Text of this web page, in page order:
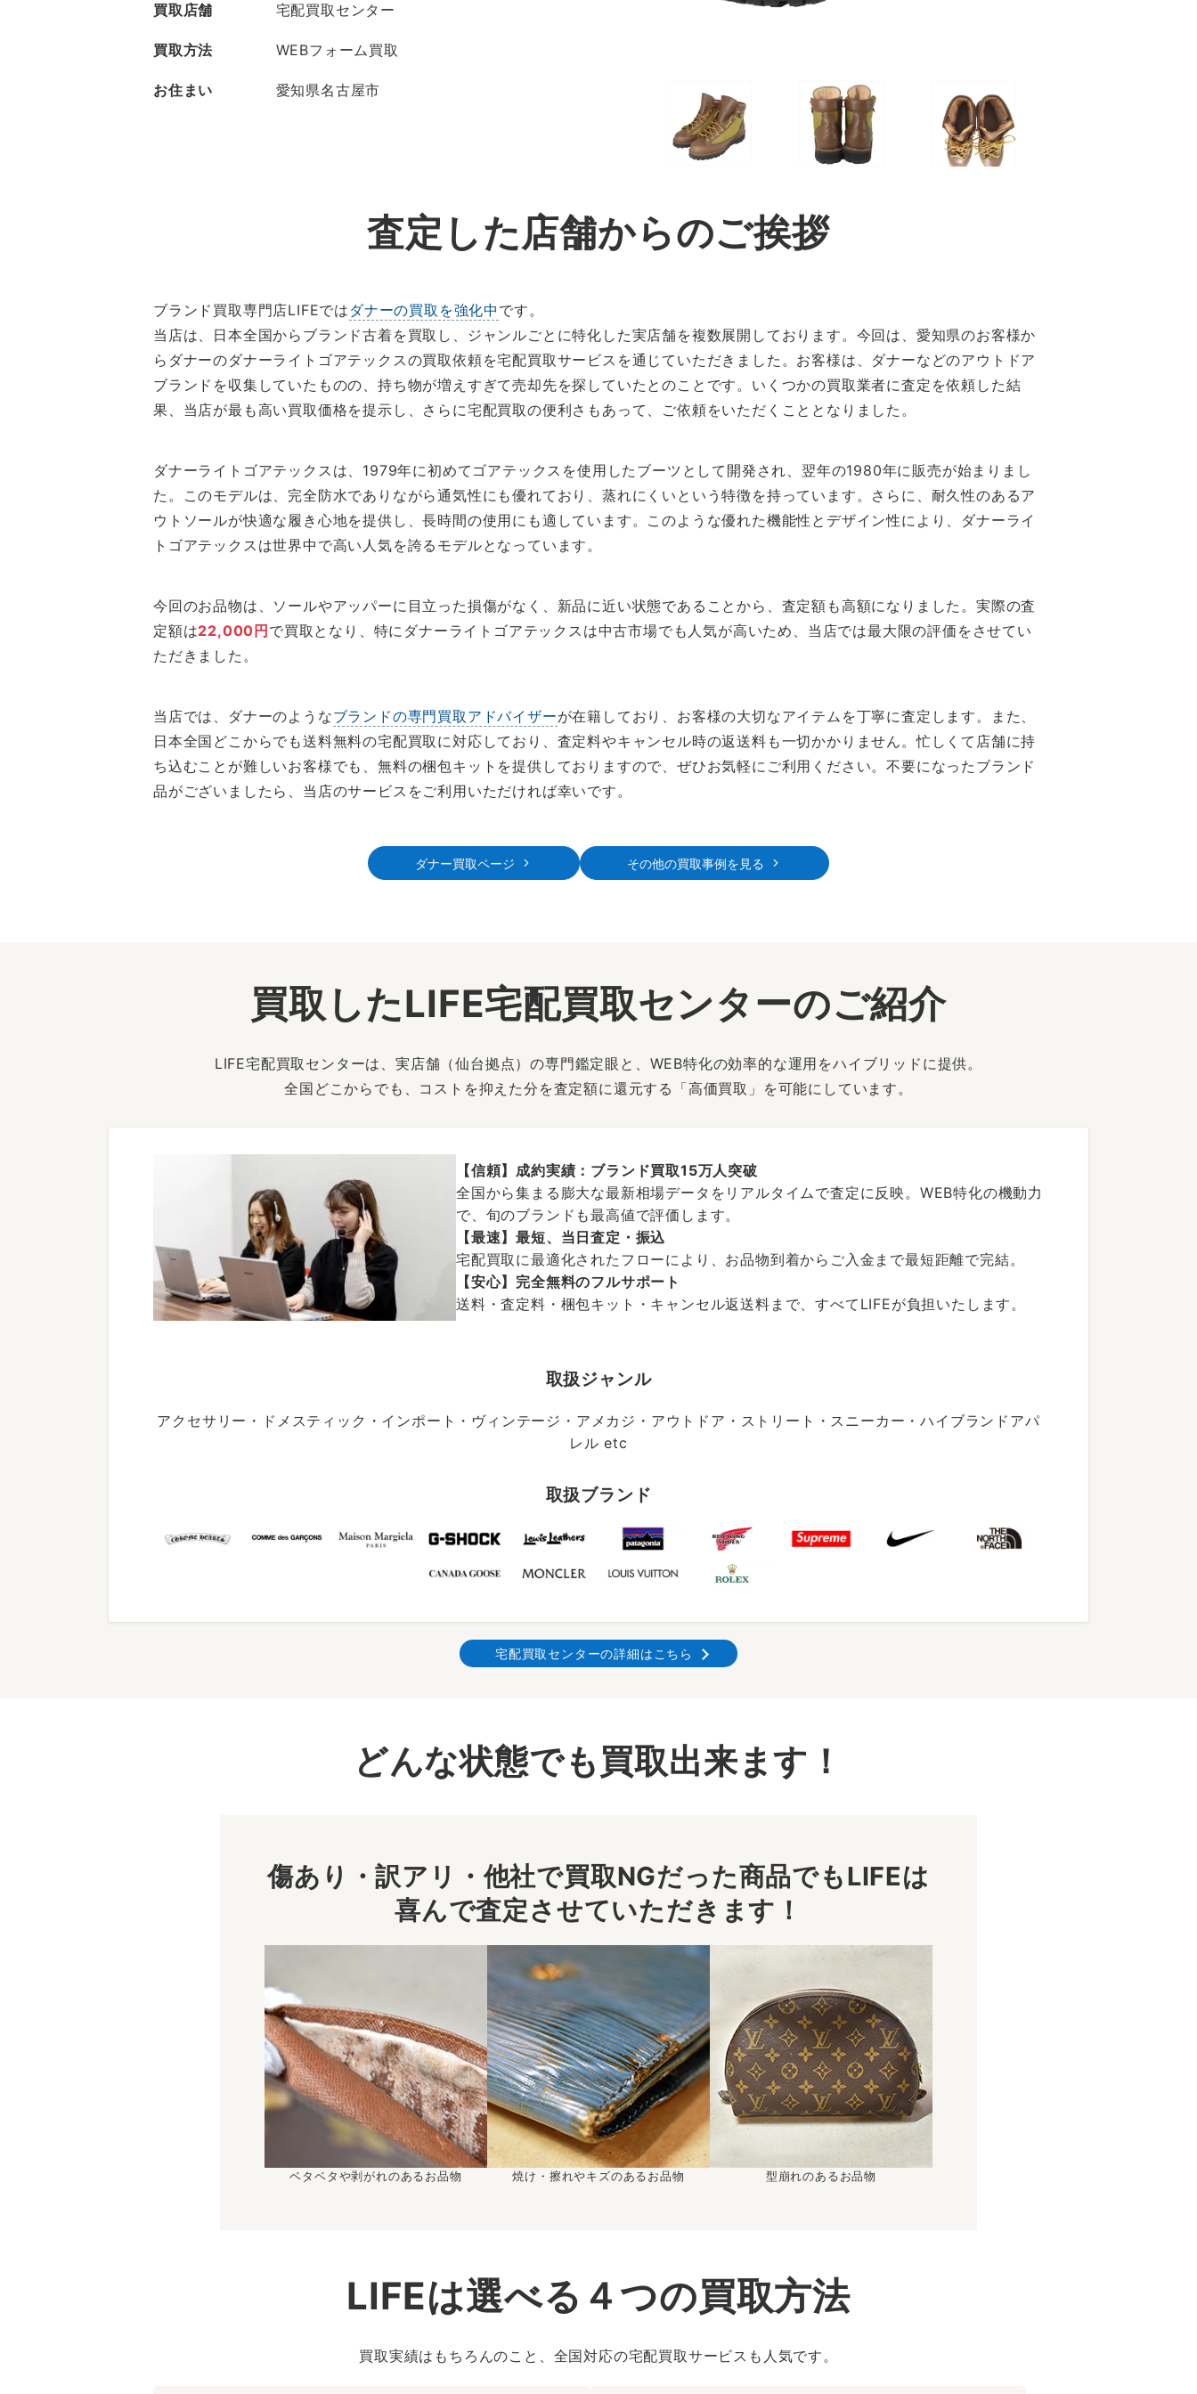
買取店舗 宅配買取センター
買取方法 WEBフォーム買取
お住まい 愛知県名古屋市
査定した店舗からのご挨拶
ブランド買取専門店LIFEでは ダナーの買取を強化中 です。
当店は、日本全国からブランド古着を買取し、ジャンルごとに特化した実店舗を複数展開しております。今回は、愛知県のお客様か
らダナーのダナーライトゴアテックスの買取依頼を宅配買取サービスを通じていただきました。お客様は、ダナーなどのアウトドア
ブランドを収集していたものの、持ち物が増えすぎて売却先を探していたとのことです。いくつかの買取業者に査定を依頼した結
果、当店が最も高い買取価格を提示し、さらに宅配買取の便利さもあって、ご依頼をいただくこととなりました。
ダナーライトゴアテックスは、1979年に初めてゴアテックスを使用したブーツとして開発され、翌年の1980年に販売が始まりまし
た。このモデルは、完全防水でありながら通気性にも優れており、蒸れにくいという特徴を持っています。さらに、耐久性のあるア
ウトソールが快適な履き心地を提供し、長時間の使用にも適しています。このような優れた機能性とデザイン性により、ダナーライ
トゴアテックスは世界中で高い人気を誇るモデルとなっています。
今回のお品物は、ソールやアッパーに目立った損傷がなく、新品に近い状態であることから、査定額も高額になりました。実際の査
定額は22,000円 で買取となり、特にダナーライトゴアテックスは中古市場でも人気が高いため、当店では最大限の評価をさせてい
ただきました。
当店では、ダナーのようなブランドの専門買取アドバイザーが在籍しており、お客様の大切なアイテムを丁寧に査定します。また、
日本全国どこからでも送料無料の宅配買取に対応しており、査定料やキャンセル時の返送料も一切かかりません。忙しくて店舗に持
ち込むことが難しいお客様でも、無料の梱包キットを提供しておりますので、ぜひお気軽にご利用ください。不要になったブランド
品がございましたら、当店のサービスをご利用いただければ幸いです。
ダナー買取ページ その他の買取事例を見る
買取したLIFE宅配買取センターのご紹介
LIFE宅配買取センターは、実店舗（仙台拠点）の専門鑑定眼と、WEB特化の効率的な運用をハイブリッドに提供。
全国どこからでも、コストを抑えた分を査定額に還元する「高価買取」を可能にしています。
【信頼】成約実績：ブランド買取15万人突破
全国から集まる膨大な最新相場データをリアルタイムで査定に反映。WEB特化の機動力
で、旬のブランドも最高値で評価します。
【最速】最短、当日査定・振込
宅配買取に最適化されたフローにより、お品物到着からご入金まで最短距離で完結。
【安心】完全無料のフルサポート
送料・査定料・梱包キット・キャンセル返送料まで、すべてLIFEが負担いたします。
取扱ジャンル
アクセサリー・ドメスティック・インポート・ヴィンテージ・アメカジ・アウトドア・ストリート・スニーカー・ハイブランドアパ
レル etc
取扱ブランド
宅配買取センターの詳細はこちら
どんな状態でも買取出来ます！
傷あり・訳アリ・他社で買取NGだった商品でもLIFEは
喜んで査定させていただきます！
ベタベタや剥がれのあるお品物 焼け・擦れやキズのあるお品物 型崩れのあるお品物
LIFEは選べる４つの買取方法
買取実績はもちろんのこと、全国対応の宅配買取サービスも人気です。